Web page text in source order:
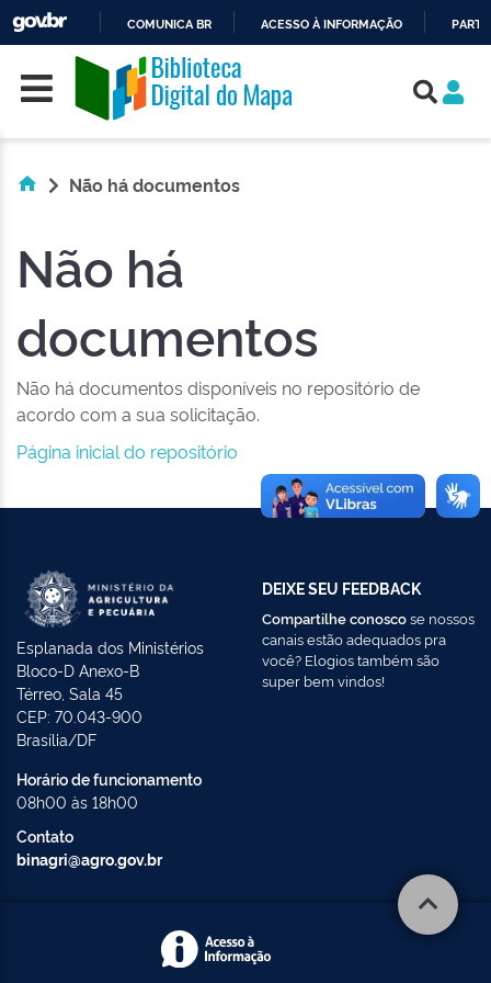
O
CONTEÚDO
COMUNICA BR ACESSO À INFORMAÇÃO
Skip navigation
Não há documentos
Não há
documentos
Não há documentos disponíveis no repositório de
acordo com a sua solicitação.
Página inicial do repositório
Esplanada dos Ministérios
Bloco-D Anexo-B
Térreo, Sala 45
CEP: 70.043-900
Brasília/DF
Horário de funcionamento
08h00 às 18h00
Contato
binagri@agro.gov.br
DEIXE SEU FEEDBACK
Compartilhe conoscose nossos
canais estão adequados pra
você? Elogios também são
super bem vindos!